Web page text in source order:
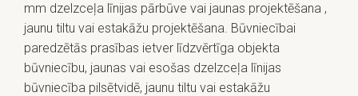
mm dzelzceļa līnijas pārbūve vai jaunas projektēšana ,
jaunu tiltu vai estakāžu projektēšana. Būvniecībai
paredzētās prasības ietver līdzvērtīga objekta
būvniecību, jaunas vai esošas dzelzceļa līnijas
būvniecība pilsētvidē, jaunu tiltu vai estakāžu